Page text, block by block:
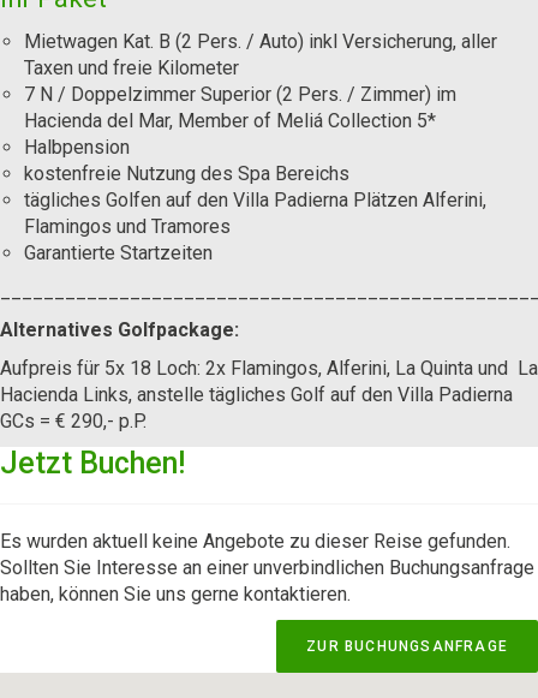
Mietwagen Kat. B (2 Pers. / Auto) inkl Versicherung, aller
Taxen und freie Kilometer
7 N / Doppelzimmer Superior (2 Pers. / Zimmer) im
Hacienda del Mar, Member of Meliá Collection 5*
Halbpension
kostenfreie Nutzung des Spa Bereichs
tägliches Golfen auf den Villa Padierna Plätzen Alferini,
Flamingos und Tramores
Garantierte Startzeiten
Alternatives Golfpackage:
Aufpreis für 5x 18 Loch: 2x Flamingos, Alferini, La Quinta und La
Hacienda Links, anstelle tägliches Golf auf den Villa Padierna
GCs = € 290,- p.P.
Jetzt Buchen!
Es wurden aktuell keine Angebote zu dieser Reise gefunden.
Sollten Sie Interesse an einer unverbindlichen Buchungsanfrage
haben, können Sie uns gerne kontaktieren.
ZUR BUCHUNGSANFRAGE